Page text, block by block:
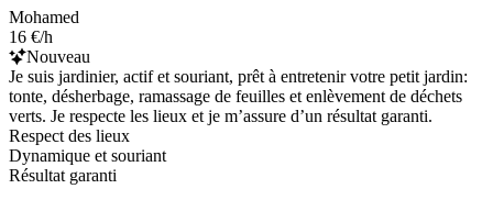
Mohamed
16 €/h
Nouveau
Je suis jardinier, actif et souriant, prêt à entretenir votre petit jardin:
tonte, désherbage, ramassage de feuilles et enlèvement de déchets
verts. Je respecte les lieux et je m’assure d’un résultat garanti.
Respect des lieux
Dynamique et souriant
Résultat garanti